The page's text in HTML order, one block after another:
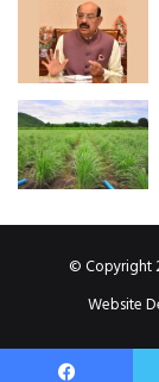
© Copyright
Website